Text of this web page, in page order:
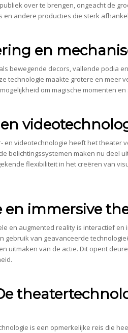
over te brengen, ongeacht de
en andere producties die sterk
en
bewegende decors, vallende podia
technologie maakte grotere en meer
om magische momenten
en videotechnologie heeft het theater
belichtingssystemen maken nu deel
flexibiliteit in het creëren van
en immersive
en augmented reality is interactief
gebruik van geavanceerde
uitmaken van de actie. Dit opent
is een opmerkelijke reis die